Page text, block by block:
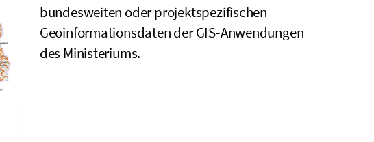
bundesweiten oder projektspezifischen
Geoinformationsdaten derGIS-Anwendungen
des Ministeriums.